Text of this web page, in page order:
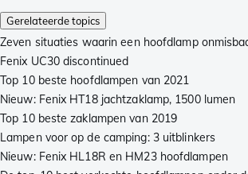
Gerelateerde topics
Zeven situaties waarin een hoofdlamp
Fenix UC30 discontinued
Top 10 beste hoofdlampen van 2021
Nieuw: Fenix HT18 jachtzaklamp, 1500 lumen
Top 10 beste zaklampen van 2019
Lampen voor op de camping: 3 uitblinkers
Nieuw: Fenix HL18R en HM23 hoofdlampen